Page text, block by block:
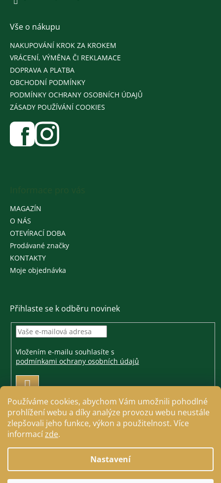
Používáme cookies, abychom Vám umožnili pohodlné
prohlížení webu a díky analýze provozu webu neustále
zlepšovali jeho funkce, výkon a použitelnost. Více
informacízde.
Nastavení
Vše o nákupu
NAKUPOVÁNÍ KROK ZA KROKEM
VRÁCENÍ, VÝMĚNA ČI REKLAMACE
DOPRAVA A PLATBA
OBCHODNÍ PODMÍNKY
PODMÍNKY OCHRANY OSOBNÍCH ÚDAJŮ
ZÁSADY POUŽÍVÁNÍ COOKIES
MAGAZÍN
O NÁS
OTEVÍRACÍ DOBA
Prodávané značky
KONTAKTY
Moje objednávka
Přihlaste se k odběru novinek
Vložením e-mailu souhlasíte s
podmínkami ochrany osobních údajů
PŘIHLÁSIT